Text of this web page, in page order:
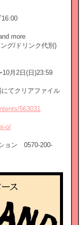
more
グ/ドリンク代別)
月2日(日)23:59
にてクリアファイル
563031
o/
ョン 0570-200-